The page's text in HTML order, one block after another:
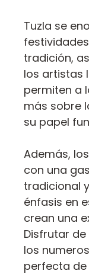
Tuzla se
tradición,
los artistas
permiten a
más sobre
su papel
Además,
con una
tradicional
énfasis en
crean una
Disfrutar
los
perfecta de